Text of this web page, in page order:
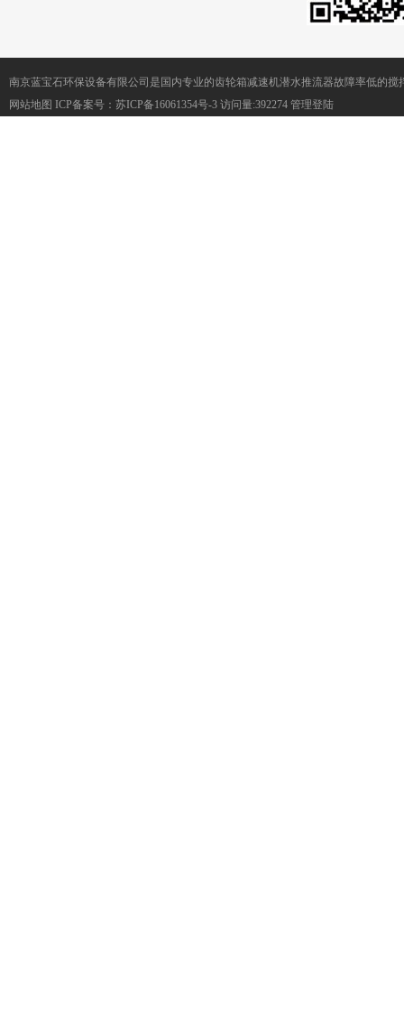
南京蓝宝石环保设备有限公司是国内专业的齿轮箱减速机潜水推流器故障率低的
网站地图 ICP备案号： 苏ICP备16061354号-3 访问量:392274 管理登陆